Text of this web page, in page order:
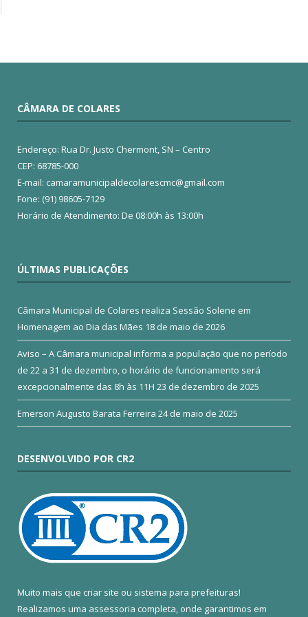
CÂMARA DE COLARES
Endereço: Rua Dr. Justo Chermont, SN – Centro
CEP: 68785-000
E-mail: camaramunicipaldecolarescmc@gmail.com
Fone: (91) 98605-7129
Horário de Atendimento: De 08:00h às 13:00h
ÚLTIMAS PUBLICAÇÕES
Câmara Municipal de Colares realiza Sessão Solene em
Homenagem ao Dia das Mães 18 de maio de 2026
Aviso – A Câmara municipal informa a população que no período
de 22 a 31 de dezembro, o horário de funcionamento será
excepcionalmente das 8h às 11H 23 de dezembro de 2025
Emerson Augusto Barata Ferreira 24 de maio de 2025
DESENVOLVIDO POR CR2
Muito mais que criar site ou sistema para prefeituras!
Realizamos uma assessoria completa, onde garantimos em